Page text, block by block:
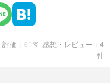
評価 61 ％ 感想・レビュー
4
件